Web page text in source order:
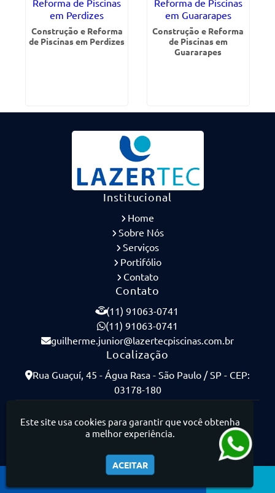
Construção e Reforma
de Piscinas em Perdizes
Construção e Reforma
de Piscinas em
Guararapes
Institucional
Home
Sobre Nós
Serviços
Portifólio
Contato
Contato
(11) 91063-0741
(11) 91063-0741
guilherme.junior@lazertecpiscinas.com.br
Localização
Rua Guaçuí, 45 - Água Rasa - São Paulo / SP - CEP:
03178-180
Este site usa cookies para garantir que você obtenha
a melhor experiência.
ACEITAR